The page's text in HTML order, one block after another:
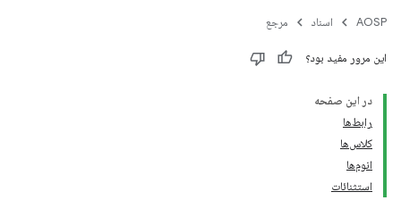
AOSP اسناد مرجع
این مرور مفید بود؟
در این صفحه
رابط‌ها
کلاس‌ها
انوم‌ها
استثنائات